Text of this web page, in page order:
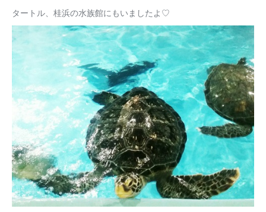
タートル、桂浜の水族館にもいましたよ♡